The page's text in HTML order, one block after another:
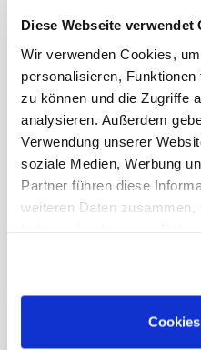
Diese Webseite verwendet
Wir verwenden Cookies,
personalisieren,
zu können und die Zugriffe
analysieren. Außerdem
Verwendung unserer
soziale Medien, Werbung
Partner führen diese
weiteren Daten zusammen,
Cookies, wenn Sie unsere